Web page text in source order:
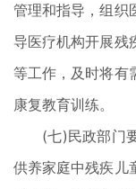
管理和指导，组织
导医疗机构开展残
等工作，及时将有
康复教育训练。
(七)民政部门
供养家庭中残疾儿